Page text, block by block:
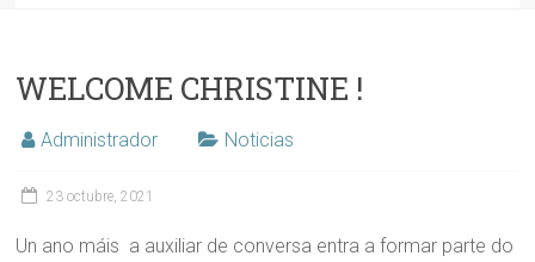
WELCOME CHRISTINE !
Administrador Noticias
23 octubre, 2021
Un ano máis a auxiliar de conversa entra a formar parte do